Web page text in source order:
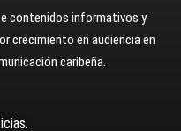
contenidos informativos y
crecimiento en audiencia en
caribeña.